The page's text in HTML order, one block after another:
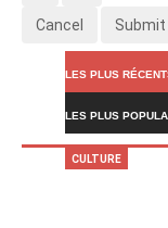
Cancel
LES PLUS
LES PLUS
CULTURE